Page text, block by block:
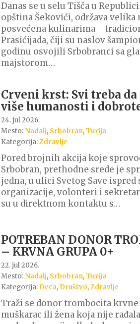
Danas se u selu Tišča u
opština Šekovići, održava velika
posvećena kulinarima -
Prasićijada, čiji su naslov
godinu osvojili Srbobranci sa
majstorom…
Crveni krst: Svi treba
više humanosti i
24. jul 2026.
Mesto:Nadalj, Srbobran,Turija
Kategorija:Zdravlje
Pored brojnih akcija koje
Srbobran, prethodne srede je
jedna, u ulici Svetog Save ispred
organizacije, volonteri i
su u direktnom kontaktu s…
POTREBAN DONOR
– KRVNA GRUPA 0+
22. jul 2026.
Mesto:Nadalj, Srbobran,Turija
Kategorija: Deca, Društvo,Zdravlje
Traži se donor trombocita krvne
muškarac ili žena koja nije